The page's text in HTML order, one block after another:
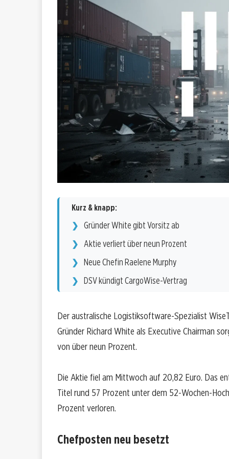
Kurz & knapp:
Gründer White gibt Vorsitz ab
Aktie verliert über neun Prozent
Neue Chefin Raelene Murphy
DSV kündigt CargoWise-Vertrag
Der australische Logistiksoftware-Spezialist
Gründer Richard White als Executive Chairman
von über neun Prozent.
Die Aktie fiel am Mittwoch auf 20,82 Euro. Das
Titel rund 57 Prozent unter dem 52-Wochen-
Prozent verloren.
Chefposten neu besetzt